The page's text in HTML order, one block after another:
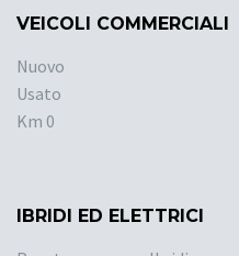
VEICOLI COMMERCIALI
Nuovo
Usato
Km 0
IBRIDI ED ELETTRICI